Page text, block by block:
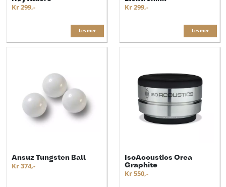
Kr 299,-
Les mer
Kr 299,-
Les mer
Ansuz Tungsten Ball
Kr 374,-
IsoAcoustics Orea
Graphite
Kr 550,-